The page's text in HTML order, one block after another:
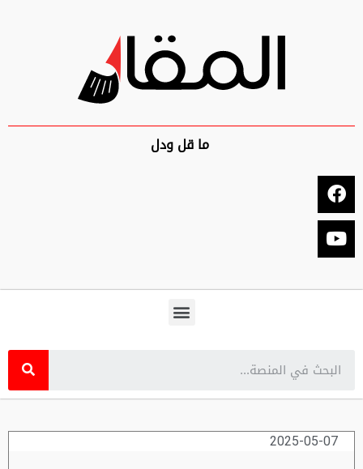
ما قل ودل
2025-05-07